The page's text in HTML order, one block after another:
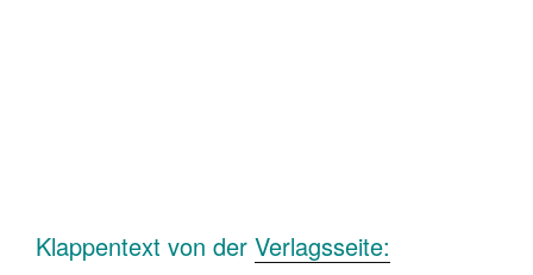
Klappentext von der Verlagsseite: